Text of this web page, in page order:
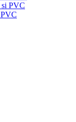
si PVC